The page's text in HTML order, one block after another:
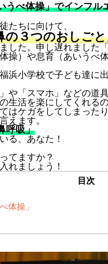
うべ体操」でインフル
たちに向けて、
の３つのおしご
した。申し遅れました
操）や息育（あいうべ
浜小学校で子ども達に
や「スマホ」などの道
生活を楽にしてくれる
はケガをしてしまった
えます。
呼吸」
る、あなた！
てますか？
れましょう！
目次
体操」